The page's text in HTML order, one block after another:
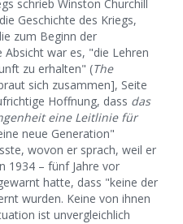
schrieb Winston Churchill
Geschichte des Kriegs,
zum Beginn der
Absicht war es, "die Lehren
zu erhalten" (The
sich zusammen], Seite
Hoffnung, dass das
eine Leitlinie für
neue Generation"
wovon er sprach, weil er
1934 – fünf Jahre vor
hatte, dass "keine der
wurden. Keine von ihnen
ist unvergleichlich